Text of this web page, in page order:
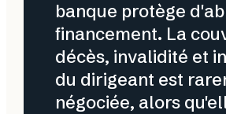
banque protège
financement. La
décès, invalidité et
du dirigeant est
négociée, alors